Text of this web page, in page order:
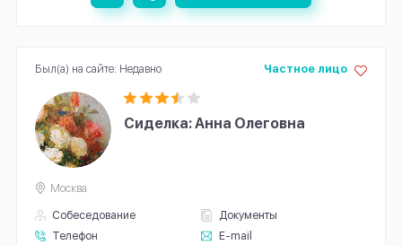
Сиделка: Анна Олеговна
Собеседование
Документы
Телефон
E-mail
Частное лицо
Москва
Был(а) на сайте: Недавно